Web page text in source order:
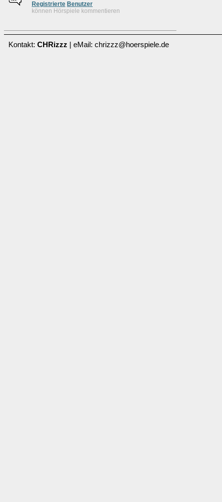
Registrierte Benutzer
können Hörspiele kommentieren
Kontakt: CHRizzz | eMail: chrizzz@hoerspiele.de